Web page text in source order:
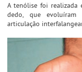
A tenólise foi realizada
dedo, que
articulação